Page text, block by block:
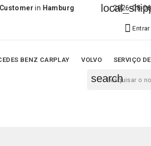
inHamburg local_shipping
2026-08-06 20:43:38
 Entrar
BENZ CARPLAY VOLVO SERVIÇO
search